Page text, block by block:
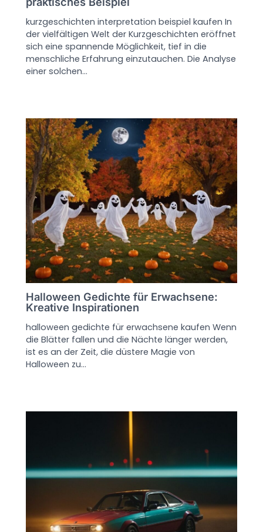
kurzgeschichten interpretation beispiel kaufen In
der vielfältigen Welt der Kurzgeschichten eröffnet
sich eine spannende Möglichkeit, tief in die
menschliche Erfahrung einzutauchen. Die Analyse
einer solchen…
Halloween Gedichte für Erwachsene:
Kreative Inspirationen
halloween gedichte für erwachsene kaufen Wenn
die Blätter fallen und die Nächte länger werden,
ist es an der Zeit, die düstere Magie von
Halloween zu…